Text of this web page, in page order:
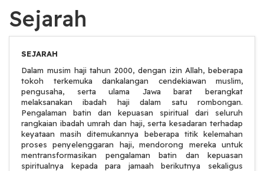
Sejarah
SEJARAH
Dalam musim haji tahun 2000, dengan izin Allah, beberapa
tokoh terkemuka dankalangan cendekiawan muslim,
pengusaha, serta ulama Jawa barat berangkat
melaksanakan ibadah haji dalam satu rombongan.
Pengalaman batin dan kepuasan spiritual dari seluruh
rangkaian ibadah umrah dan haji, serta kesadaran terhadap
keyataan masih ditemukannya beberapa titik kelemahan
proses penyelenggaran haji, mendorong mereka untuk
mentransformasikan pengalaman batin dan kepuasan
spiritualnya kepada para jamaah berikutnya sekaligus